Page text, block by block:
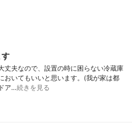
丈夫なので、設置の時に困らない冷蔵庫
おいてもいいと思います。(我が家は都
ア…続きを見る